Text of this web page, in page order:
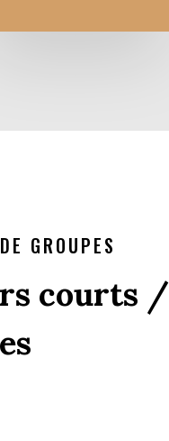
GROUPES
courts /